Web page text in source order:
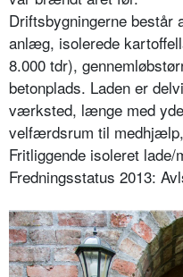
Driftsbygningerne består
anlæg, isolerede
8.000 tdr),
betonplads. Laden er
værksted, længe med
velfærdsrum til
Fritliggende isoleret
Fredningsstatus 2013: